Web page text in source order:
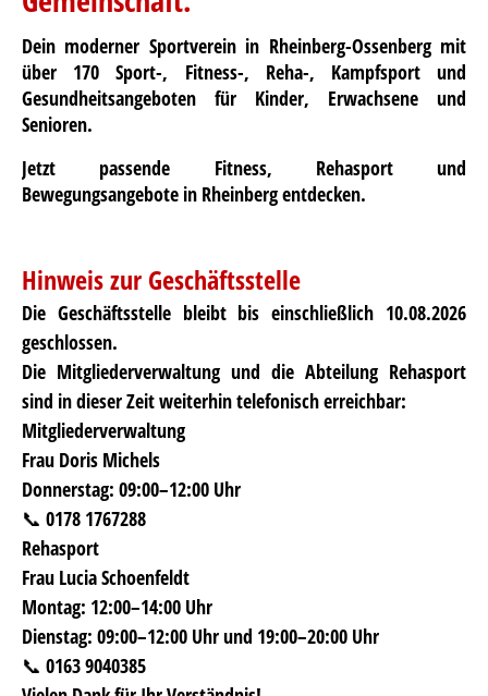
Dein moderner Sportverein in Rheinberg-Ossenberg mit
über 170 Sport-, Fitness-, Reha-, Kampfsport und
Gesundheitsangeboten für Kinder, Erwachsene und
Senioren.
Jetzt passende Fitness, Rehasport und
Bewegungsangebote in Rheinberg entdecken.
Hinweis zur Geschäftsstelle
Die Geschäftsstellebleibt bis einschließlich 10.08.2026
geschlossen.
Die Mitgliederverwaltung und die Abteilung Rehasport
sind in dieser Zeit weiterhin telefonisch erreichbar:
Mitgliederverwaltung
Frau Doris Michels
Donnerstag: 09:00–12:00 Uhr
📞 0178 1767288
Rehasport
Frau Lucia Schoenfeldt
Montag: 12:00–14:00 Uhr
Dienstag: 09:00–12:00 Uhr und 19:00–20:00 Uhr
📞 0163 9040385